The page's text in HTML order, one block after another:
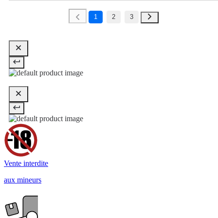
1 2 3
Vente interdite
aux mineurs